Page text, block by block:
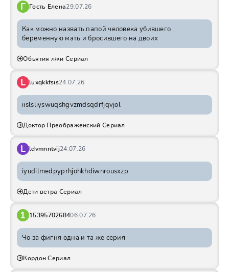
Г Гость Елена29.07.26
Как можно назвать папой человека убившего
беременную мать и бросившего на двоих
Объятия лжи Сериал
L luxqkkfsis24.07.26
iislsliyswuqshgvzmdsqdrfjqvjol
Доктор Преображенский Сериал
L ldvmnntvij24.07.26
iyudilmedpyprhjohkhdiwnrousxzp
Дети ветра Сериал
1 1539570268406.07.26
Чо за фигня одна и та же серия
Кордон Сериал